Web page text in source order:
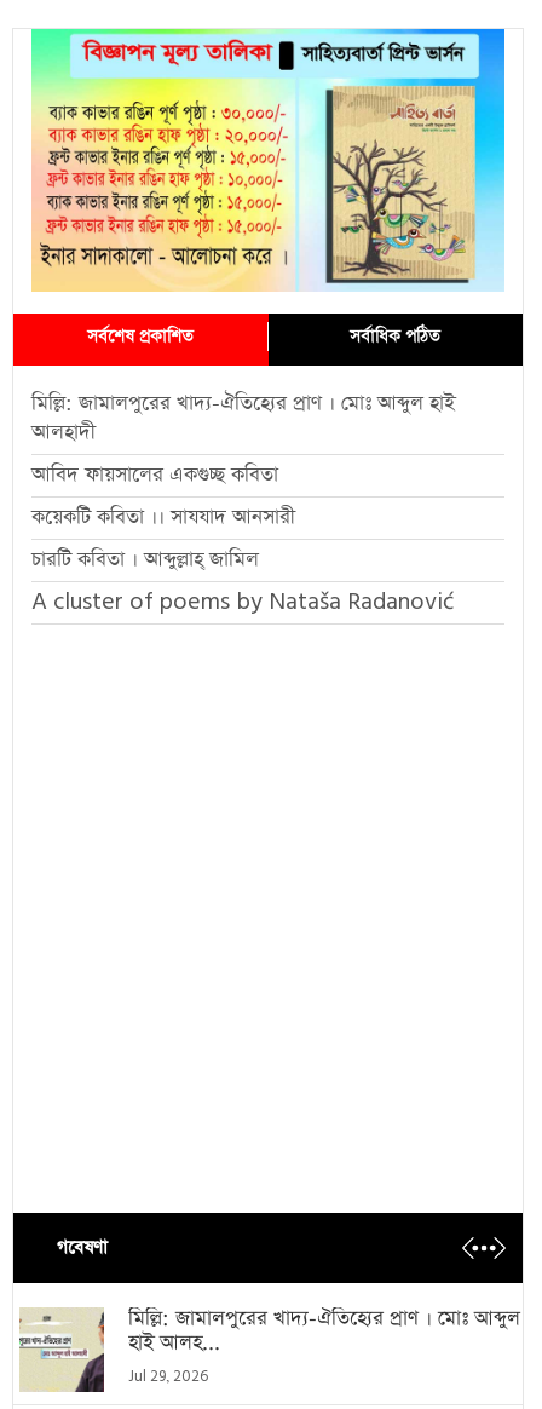
সর্বশেষ প্রকাশিত সর্বাধিক পঠিত
মিল্লি: জামালপুরের খাদ্য-ঐতিহ্যের প্রাণ । মোঃ আব্দুল হাই
আলহাদী
আবিদ ফায়সালের একগুচ্ছ কবিতা
কয়েকটি কবিতা ।। সাযযাদ আনসারী
চারটি কবিতা । আব্দুল্লাহ্ জামিল
A cluster of poems by Nataša Radanović
গবেষণা
মিল্লি: জামালপুরের খাদ্য-ঐতিহ্যের প্রাণ । মোঃ আব্দুল
হাই আলহ...
Jul 29, 2026